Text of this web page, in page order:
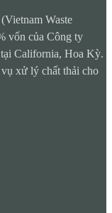
Waste
vốn của Công ty
California, Hoa Kỳ.
xử lý chất thải cho